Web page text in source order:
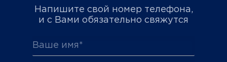
Напишите свой номер телефона,
и с Вами обязательно свяжутся